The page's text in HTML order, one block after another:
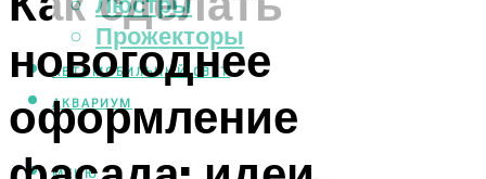
Прожекторы
АВТОМОБИЛЬНЫЙ СВЕТ
АКВАРИУМ
МЕНЮ
новогоднее
оформление